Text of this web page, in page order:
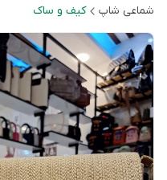
شماعی شاپ کیف و ساک